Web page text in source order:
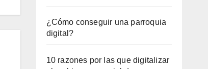
¿Cómo conseguir una parroquia
digital?
10 razones por las que digitalizar